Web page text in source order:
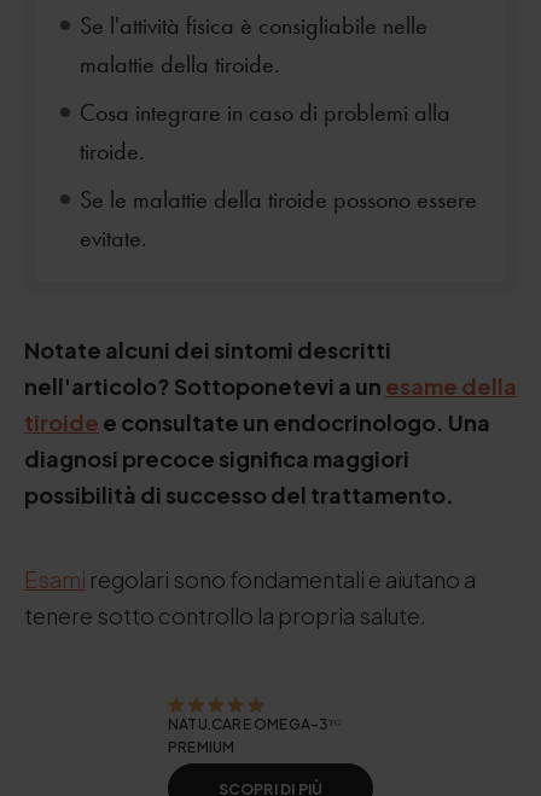
Se l'attività fisica è consigliabile nelle
malattie della tiroide.
Cosa integrare in caso di problemi alla
tiroide.
Se le malattie della tiroide possono essere
evitate.
Notate alcuni dei sintomi descritti
nell'articolo? Sottoponetevi a un esame della
tiroide e consultate un endocrinologo. Una
diagnosi precoce significa maggiori
possibilità di successo del trattamento.
Esami regolari sono fondamentali e aiutano a
tenere sotto controllo la propria salute.
NATU.CARE OMEGA-3ᵀᴳ
PREMIUM
SCOPRI DI PIÙ